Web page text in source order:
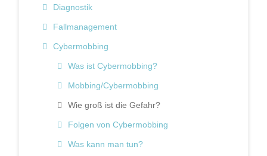
Diagnostik
Fallmanagement
Cybermobbing
Was ist Cybermobbing?
Mobbing/Cybermobbing
Wie groß ist die Gefahr?
Folgen von Cybermobbing
Was kann man tun?